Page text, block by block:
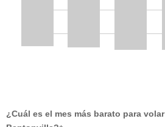
¿Cuál es el mes más barato para